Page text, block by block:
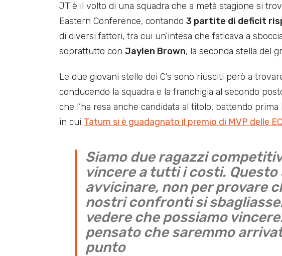
JT è il volto di una squadra che a metà stagione si
Eastern Conference, contando 3 partite di deficit
di diversi fattori, tra cui un’intesa che faticava a
soprattutto con Jaylen Brown, la seconda stella del
Le due giovani stelle dei C’s sono riusciti però a
conducendo la squadra e la franchigia al secondo
che l’ha resa anche candidata al titolo, battendo
in cui Tatum si è guadagnato il premio di MVP delle
Siamo due ragazzi
vincere a tutti i costi.
avvicinare, non per provare
nostri confronti si
vedere che possiamo
pensato che saremmo
punto